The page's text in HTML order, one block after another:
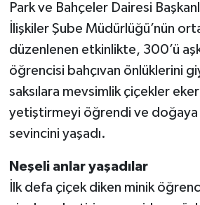
Park ve Bahçeler Dairesi
İlişkiler Şube Müdürlüğü’nün
düzenlenen etkinlikte, 300’ü
öğrencisi bahçıvan önlüklerini
saksılara mevsimlik çiçekler
yetiştirmeyi öğrendi ve doğaya
sevincini yaşadı.
Neşeli anlar yaşadılar
İlk defa çiçek diken minik